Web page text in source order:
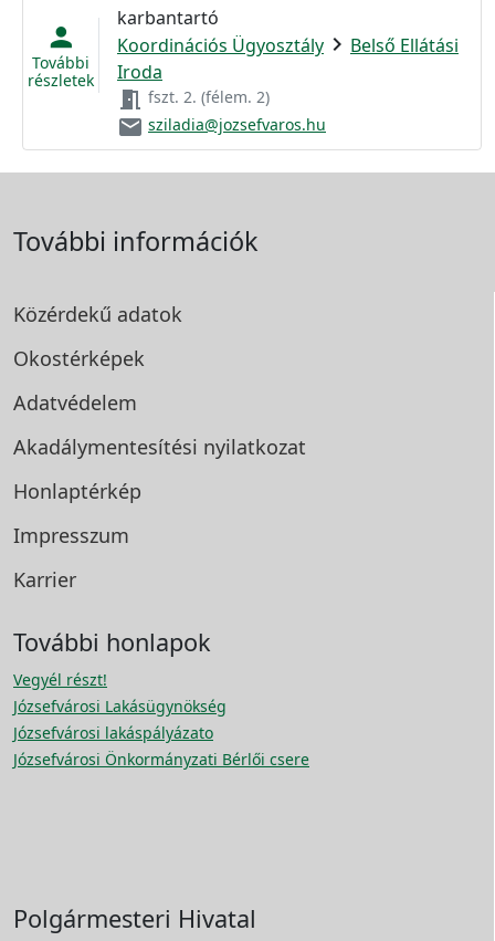
person
További
részletek
karbantartó
Koordinációs Ügyosztály chevron_right Belső Ellátási
Iroda
meeting_room fszt. 2. (félem. 2)
email sziladia@jozsefvaros.hu
További információk
Közérdekű adatok
Okostérképek
Adatvédelem
Akadálymentesítési nyilatkozat
Honlaptérkép
Impresszum
Karrier
További honlapok
Vegyél részt!
Józsefvárosi Lakásügynökség
Józsefvárosi lakáspályázato
Józsefvárosi Önkormányzati Bérlői csere
Polgármesteri Hivatal